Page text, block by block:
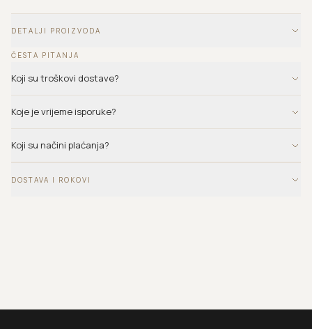
DETALJI PROIZVODA
ČESTA PITANJA
Koji su troškovi dostave?
Koje je vrijeme isporuke?
Koji su načini plaćanja?
DOSTAVA I ROKOVI